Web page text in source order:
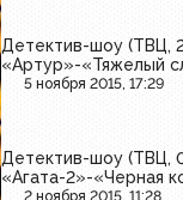
Детектив-шоу (ТВЦ,
«Артур»-«Тяжелый
5 ноября 2015, 17:29
Детектив-шоу (ТВЦ,
«Агата-2»-«Черная
2 ноября 2015, 11:28